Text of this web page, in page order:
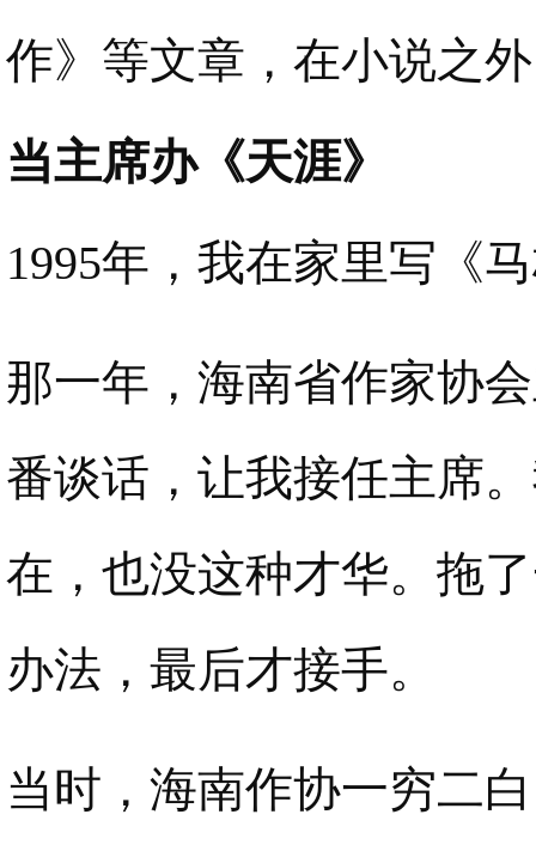
作》等文章，在小说之
当主席办《天涯》
1995年，我在家里写《
那一年，海南省作家协
番谈话，让我接任主席
在，也没这种才华。拖
办法，最后才接手。
当时，海南作协一穷二